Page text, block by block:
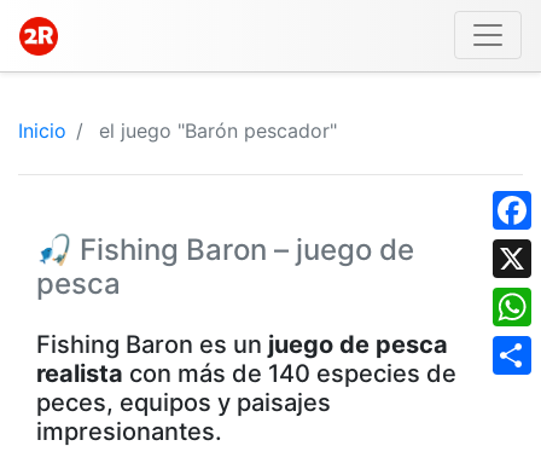
X
Inicio el juego "Barón pescador"
🎣 Fishing Baron – juego de
pesca
Fishing Baron es un juego de pesca
realista con más de 140 especies de
peces, equipos y paisajes
impresionantes.